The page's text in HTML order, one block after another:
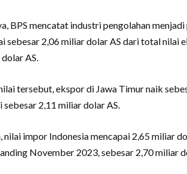
BPS mencatat industri pengolahan
sebesar 2,06 miliar dolar AS dari total nilai
AS.
tersebut, ekspor di Jawa Timur naik
sebesar 2,11 miliar dolar AS.
nilai impor Indonesia mencapai 2,65 miliar
November 2023, sebesar 2,70 miliar